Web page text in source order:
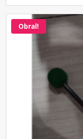
Obral!